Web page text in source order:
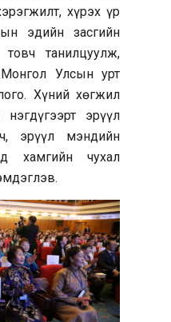
хүрэх үр
эдийн засгийн
танилцуулж,
Улсын урт
Хүний хөгжил
эрүүл
эрүүл мэндийн
хамгийн чухал